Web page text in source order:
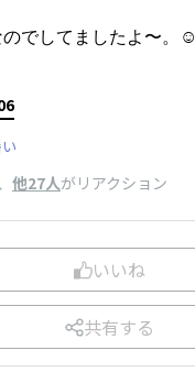
でしてましたよ〜。☺️
他27人がリアクション
いいね
共有する